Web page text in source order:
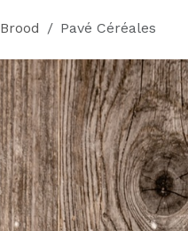
Brood Pavé Céréales